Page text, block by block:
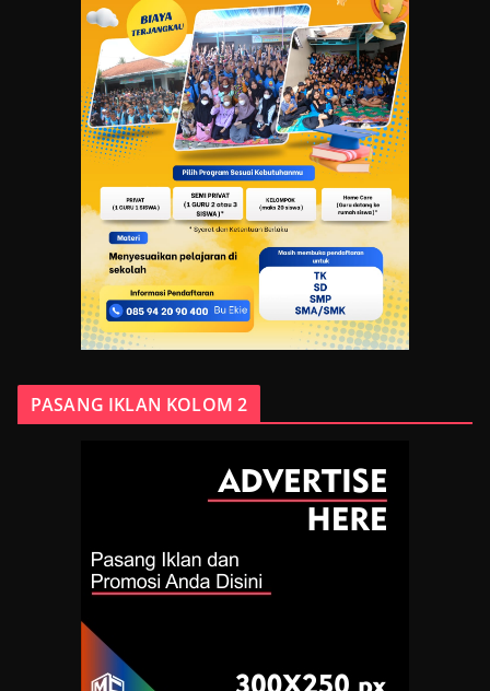
PASANG IKLAN KOLOM 2